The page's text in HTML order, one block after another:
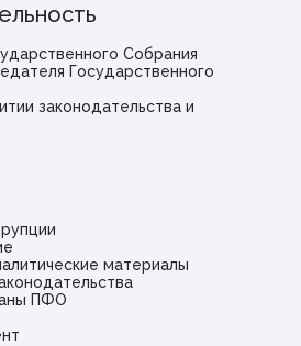
Собрания
Государственного
законодательства и
материалы
ПФО